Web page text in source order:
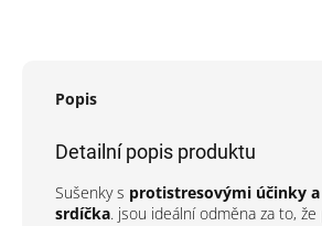
Popis
Detailní popis produktu
Sušenky s protistresovými účinky
srdíčka. jsou ideální odměna za to,